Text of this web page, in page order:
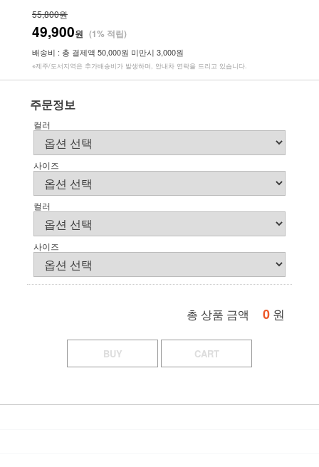
55,800원
49,900원 (1% 적립)
배송비 : 총 결제액 50,000원 미만시 3,000원
※제주/도서지역은 추가배송비가 발생하며, 안내차 연락을 드리고 있습니다.
주문정보
컬러
사이즈
컬러
사이즈
총 상품 금액 0 원
BUY CART